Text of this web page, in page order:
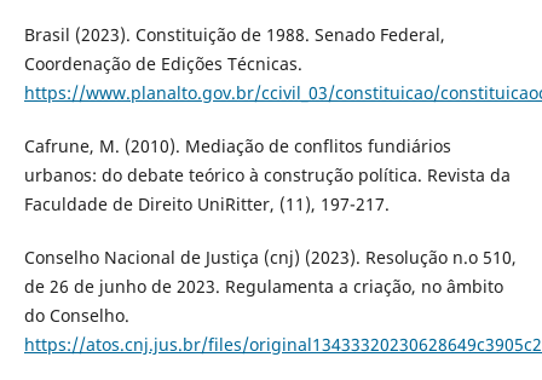
Brasil (2023). Constituição de 1988. Senado Federal,
Coordenação de Edições Técnicas.
https://www.planalto.gov.br/ccivil_03/constituicao/
Cafrune, M. (2010). Mediação de conflitos fundiários
urbanos: do debate teórico à construção política. Revista da
Faculdade de Direito UniRitter, (11), 197-217.
Conselho Nacional de Justiça (cnj) (2023). Resolução n.o 510,
de 26 de junho de 2023. Regulamenta a criação, no âmbito
do Conselho.
https://atos.cnj.jus.br/files/